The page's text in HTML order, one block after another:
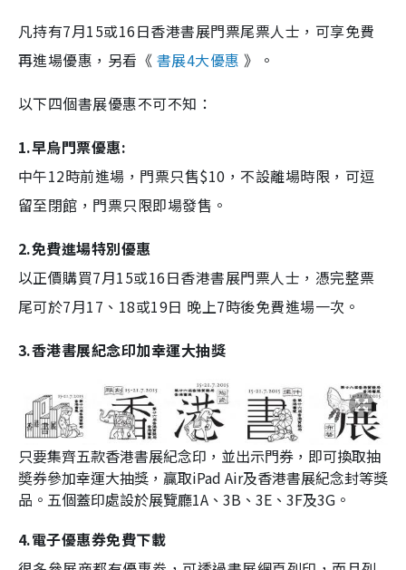
凡持有7月15或16日香港書展門票尾票人士，可享免費
再進場優惠，另看《 書展4大優惠 》。
以下四個書展優惠不可不知：
1.早烏門票優惠:
中午12時前進場，門票只售$10，不設離場時限，可逗
留至閉館，門票只限即場發售。
2.免費進場特別優惠
以正價購買7月15或16日香港書展門票人士，憑完整票
尾可於7月17、18或19日 晚上7時後免費進場一次。
3.香港書展紀念印加幸運大抽獎
只要集齊五款香港書展紀念印，並出示門券，即可換取抽
奬券參加幸運大抽獎，贏取iPad Air及香港書展紀念封等獎
品。五個蓋印處設於展覽廳1A、3B、3E、3F及3G。
4.電子優惠券免費下載